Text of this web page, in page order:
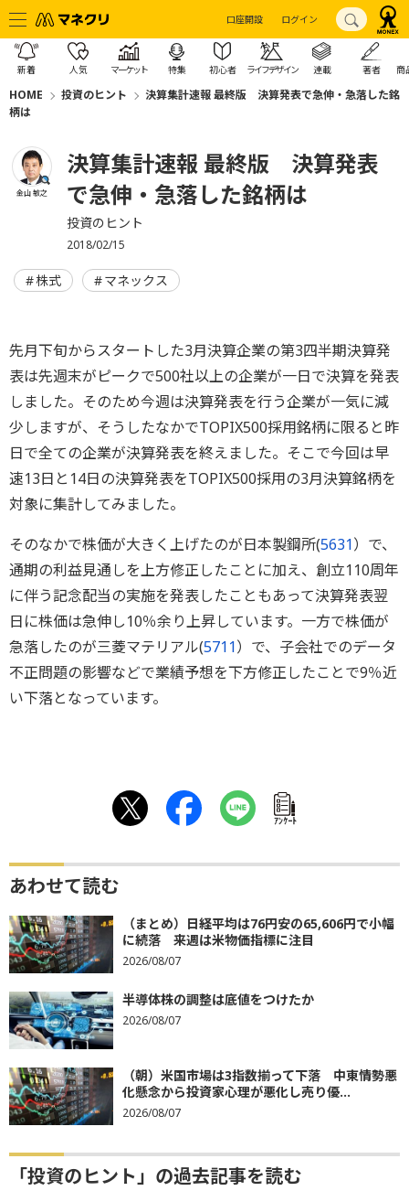
口座開設 ログイン
新着 人気 マーケット 特集 初心者 ライフデザイン 連載 著者 商
HOME 投資のヒント
決算集計速報 最終版 決算発表で急伸・急落した銘
柄は
金山 敏之
決算集計速報 最終版 決算発表
で急伸・急落した銘柄は
投資のヒント
2018/02/15
株式 マネックス
先月下旬からスタートした3月決算企業の第3四半期決算発
表は先週末がピークで500社以上の企業が一日で決算を発表
しました。そのため今週は決算発表を行う企業が一気に減
少しますが、そうしたなかでTOPIX500採用銘柄に限ると昨
日で全ての企業が決算発表を終えました。そこで今回は早
速13日と14日の決算発表をTOPIX500採用の3月決算銘柄を
対象に集計してみました。
そのなかで株価が大きく上げたのが日本製鋼所(5631）で、
通期の利益見通しを上方修正したことに加え、創立110周年
に伴う記念配当の実施を発表したこともあって決算発表翌
日に株価は急伸し10％余り上昇しています。一方で株価が
急落したのが三菱マテリアル(5711）で、子会社でのデータ
不正問題の影響などで業績予想を下方修正したことで9％近
い下落となっています。
ｱﾝｹｰﾄ
あわせて読む
（まとめ）日経平均は76円安の65,606円で小幅
に続落 来週は米物価指標に注目
2026/08/07
半導体株の調整は底値をつけたか
2026/08/07
（朝）米国市場は3指数揃って下落 中東情勢悪
化懸念から投資家心理が悪化し売り優...
2026/08/07
「投資のヒント」の過去記事を読む